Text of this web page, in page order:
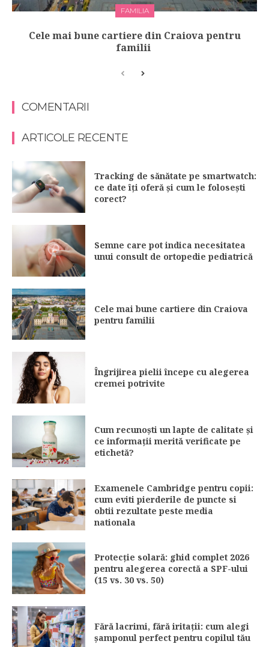
FAMILIA
Cele mai bune cartiere din Craiova pentru
familii
COMENTARII
ARTICOLE RECENTE
Tracking de sănătate pe smartwatch:
ce date îți oferă și cum le folosești
corect?
Semne care pot indica necesitatea
unui consult de ortopedie pediatrică
Cele mai bune cartiere din Craiova
pentru familii
Îngrijirea pielii începe cu alegerea
cremei potrivite
Cum recunoști un lapte de calitate și
ce informații merită verificate pe
etichetă?
Examenele Cambridge pentru copii:
cum eviti pierderile de puncte si
obtii rezultate peste media
nationala
Protecție solară: ghid complet 2026
pentru alegerea corectă a SPF-ului
(15 vs. 30 vs. 50)
Fără lacrimi, fără iritații: cum alegi
șamponul perfect pentru copilul tău